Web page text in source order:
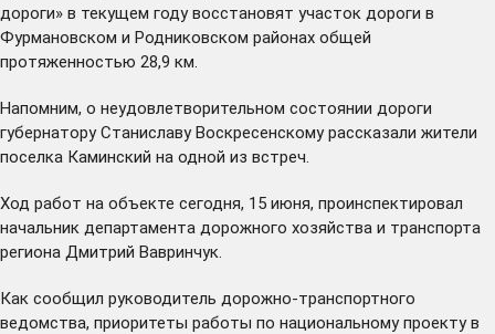
дороги» в текущем году восстановят участок дороги в
Фурмановском и Родниковском районах общей
протяженностью 28,9 км.
Напомним, о неудовлетворительном состоянии дороги
губернатору Станиславу Воскресенскомурассказали жители
поселка Каминский на одной из встреч.
Ход работ на объекте сегодня, 15 июня, проинспектировал
начальник департамента дорожного хозяйства и транспорта
региона Дмитрий Вавринчук.
Как сообщил руководитель дорожно-транспортного
ведомства, приоритеты работы по национальному проекту в